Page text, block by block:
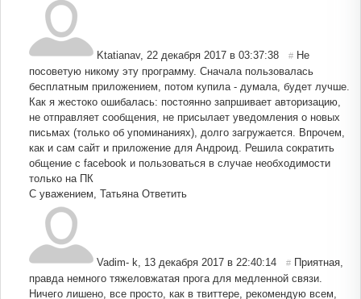
Ktatianav, 22 декабря 2017 в 03:37:38 # Не
посоветую никому эту программу. Сначала пользовалась
бесплатным приложением, потом купила - думала, будет лучше.
Как я жестоко ошибалась: постоянно запршивает авторизацию,
не отправляет сообщения, не присылает уведомления о новых
письмах (только об упоминаниях), долго загружается. Впрочем,
как и сам сайт и приложение для Андроид. Решила сократить
общение с facebook и пользоваться в случае необходимости
только на ПК
С уважением, Татьяна Ответить
Vadim- k 13 декабря 2017 в 22:40:14 # Приятная,
правда немного тяжеловжатая прога для медленной связи.
Ничего лишено, все просто, как в твиттере, рекомендую всем,